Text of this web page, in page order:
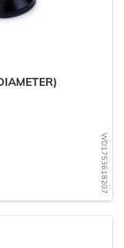
WD1753618207